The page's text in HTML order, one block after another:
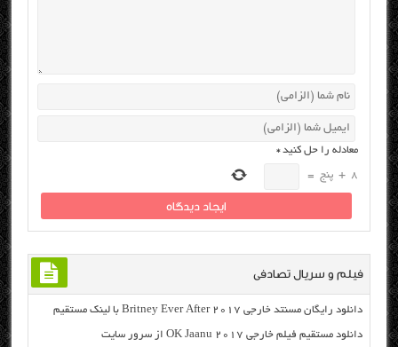
معادله را حل کنید*
8
+ پنج =
فیلم و سریال تصادفی
دانلود رایگان مسنتد خارجی Britney Ever After 2017 با لینک مستقیم
دانلود مستقیم فیلم خارجی OK Jaanu 2017 از سرور سایت